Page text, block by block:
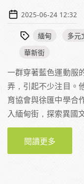
2025-06-24 12:32
緬甸 多元
華新街
一群穿著藍色運動服
弄，引起不少注目。
育協會與徐匯中學合
入緬甸街，探索異國
閱讀更多